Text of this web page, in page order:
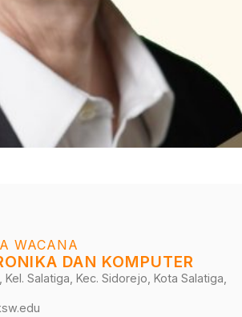
WACANA
DAN KOMPUTER
Salatiga, Kec. Sidorejo, Kota Salatiga,